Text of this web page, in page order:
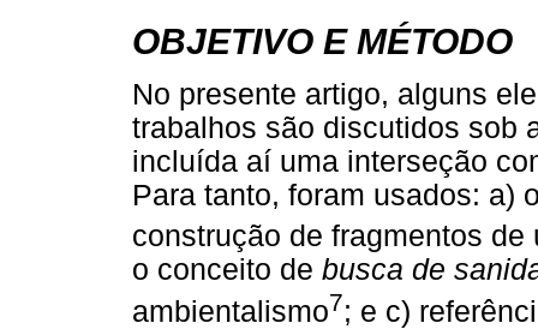
OBJETIVO E MÉTODO
No presente artigo, alguns
trabalhos são discutidos sob
incluída aí uma interseção
Para tanto, foram usados: a)
construção de fragmentos
o conceito de busca de
ambientalismo7; e c)